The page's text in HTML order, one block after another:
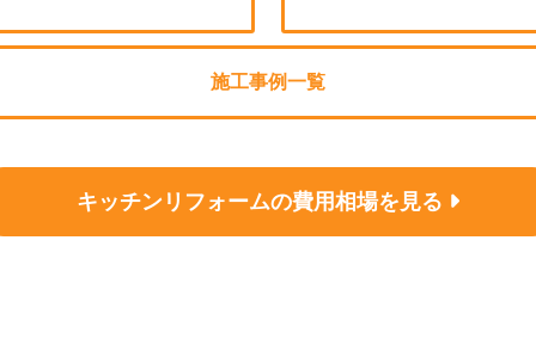
施工事例一覧
キッチンリフォームの費用相場を見る